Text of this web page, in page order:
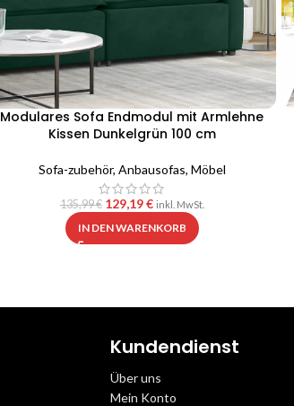
Modulares Sofa Endmodul mit Armlehne
Kissen Dunkelgrün 100 cm
Sofa-zubehör, Anbausofas, Möbel
135,99€ 129,19€ inkl. MwSt.
IN DEN WARENKORB
Kundendienst
Über uns
Mein Konto